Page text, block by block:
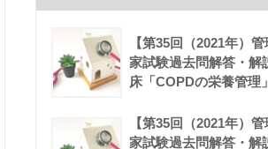
【第35回（2021年）
家試験過去問解答・解
床「COPDの栄養管理」
【第35回（2021年）
家試験過去問解答・解